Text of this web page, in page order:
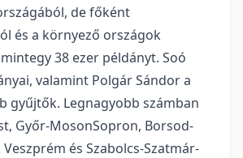
de főként
és a környező országok
38 ezer példányt. Soó
valamint Polgár Sándor a
gyűjtők. Legnagyobb számban
Győr-MosonSopron, Borsod-
és Szabolcs-Szatmár-